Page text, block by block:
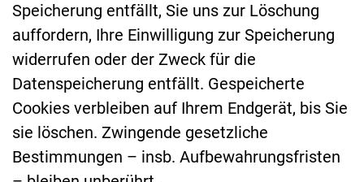
Speicherung entfällt, Sie uns zur Löschung
auffordern, Ihre Einwilligung zur Speicherung
widerrufen oder der Zweck für die
Datenspeicherung entfällt. Gespeicherte
Cookies verbleiben auf Ihrem Endgerät, bis Sie
sie löschen. Zwingende gesetzliche
Bestimmungen – insb. Aufbewahrungsfristen